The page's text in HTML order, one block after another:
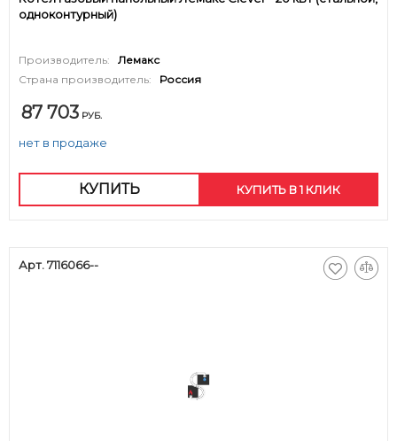
одноконтурный)
Производитель:
Лемакс
Страна производитель:
Россия
87 703 РУБ.
нет в продаже
КУПИТЬ КУПИТЬ В 1 КЛИК
Арт. 7116066--